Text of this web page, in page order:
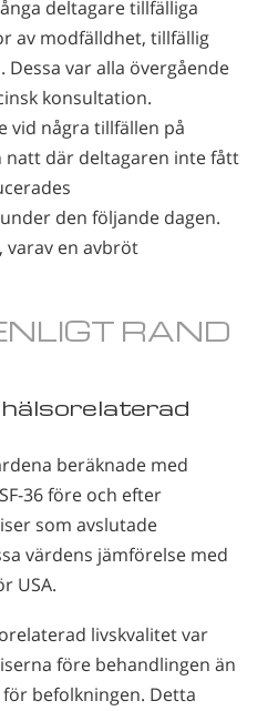
deltagare tillfälliga
av modfälldhet, tillfällig
var alla övergående
konsultation.
vid några tillfällen på
natt där deltagaren inte fått
den följande dagen.
varav en avbröt
RAND
beräknade med
36 före och efter
som avslutade
värdens jämförelse med
USA.
livskvalitet var
före behandlingen än
befolkningen. Detta